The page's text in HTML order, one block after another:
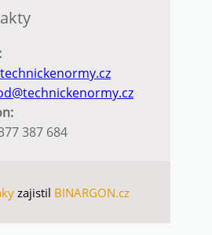
377 387 684
zajistil BINARGON.cz